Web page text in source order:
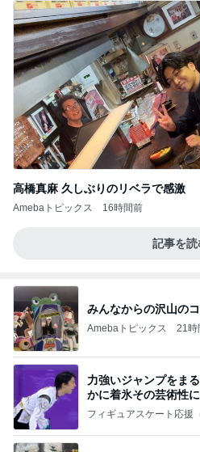
高橋真麻 久しぶりのリベラで感激
Amebaトピックス 16時間前
記事を読
みんなからの沢山の
Amebaトピックス 21時
力強いジャンプをま
かに着氷その芸術性
なす
フィギュアスケート応援